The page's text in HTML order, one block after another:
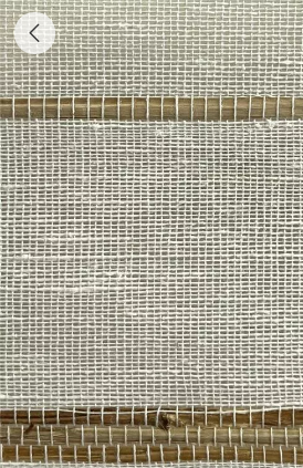
339.099.704